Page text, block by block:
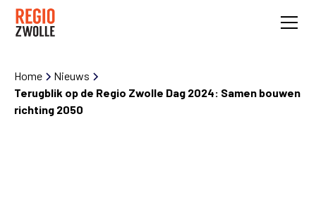
Home
Nieuws
Terugblik op de Regio Zwolle Dag 2024: Samen bouwen
richting 2050